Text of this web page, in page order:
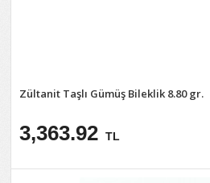
Zültanit Taşlı Gümüş Bileklik 8.80 gr.
3,363.92 TL